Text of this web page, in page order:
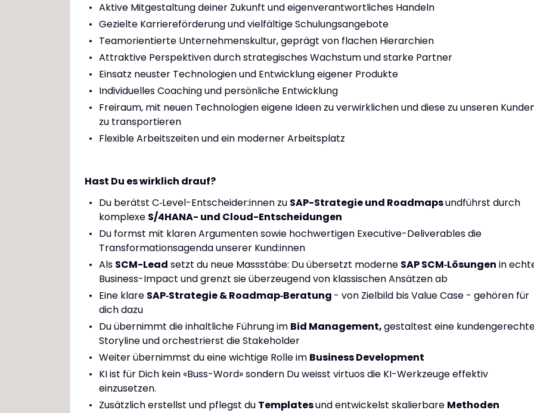
Aktive Mitgestaltung deiner Zukunft und eigenverantwortliches Handeln
Gezielte Karriereförderung und vielfältige Schulungsangebote
Teamorientierte Unternehmenskultur, geprägt von flachen Hierarchien
Attraktive Perspektiven durch strategisches Wachstum und starke Partner
Einsatz neuster Technologien und Entwicklung eigener Produkte
Individuelles Coaching und persönliche Entwicklung
Freiraum, mit neuen Technologien eigene Ideen zu verwirklichen und diese zu unseren
zu transportieren
Flexible Arbeitszeiten und ein moderner Arbeitsplatz
Hast Du es wirklich drauf?
Du berätst C‑Level-Entscheider:innen zu SAP-Strategie und Roadmapsundführst durch
komplexe S/4HANA- und Cloud-Entscheidungen
Du formst mit klaren Argumenten sowie hochwertigen Executive-Deliverables die
Transformationsagenda unserer Kund:innen
Als SCM-Lead setzt du neue Massstäbe: Du übersetzt moderne SAP SCM‑Lösungen in
Business-Impact und grenzt sie überzeugend von klassischen Ansätzen ab
Eine klare SAP‑Strategie & Roadmap‑Beratung - von Zielbild bis Value Case - gehören für
dich dazu
Du übernimmt die inhaltliche Führung im Bid Management,gestaltest eine
Storyline und orchestrierst die Stakeholder
Weiter übernimmst du eine wichtige Rolle im Business Development
KI ist für Dich kein «Buss-Word» sondern Du weisst virtuos die KI-Werkzeuge effektiv
einzusetzen.
Zusätzlich erstellst und pflegst du Templatesund entwickelst skalierbare Methoden